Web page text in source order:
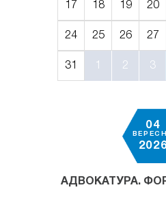
17 18 19 20
24 25 26 27
31 2 3
04
АДВОКАТУРА.